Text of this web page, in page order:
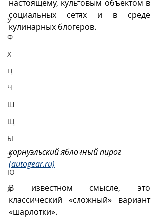
Т
У
Ф
Х
Ц
Ч
Ш
Щ
Ы
Э
Ю
Я
настоящему, культовым объектом в
социальных сетях и в среде
кулинарных блогеров.
корнуэльский яблочный пирог
(autogear.ru)
В известном смысле, это
классический «сложный» вариант
«шарлотки».